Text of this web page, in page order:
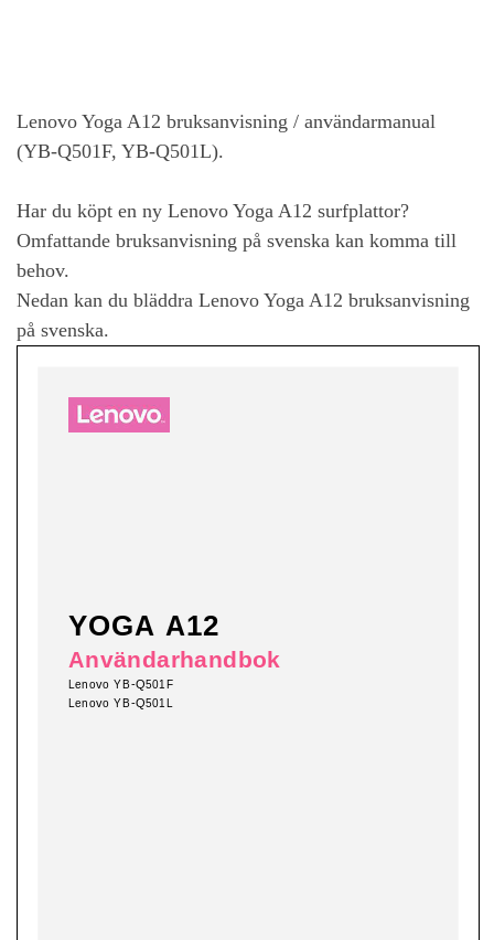
Lenovo Yoga A12 bruksanvisning / användarmanual
(YB-Q501F, YB-Q501L).
Har du köpt en ny Lenovo Yoga A12 surfplattor?
Omfattande bruksanvisning på svenska kan komma till
behov.
Nedan kan du bläddra Lenovo Yoga A12 bruksanvisning
på svenska.